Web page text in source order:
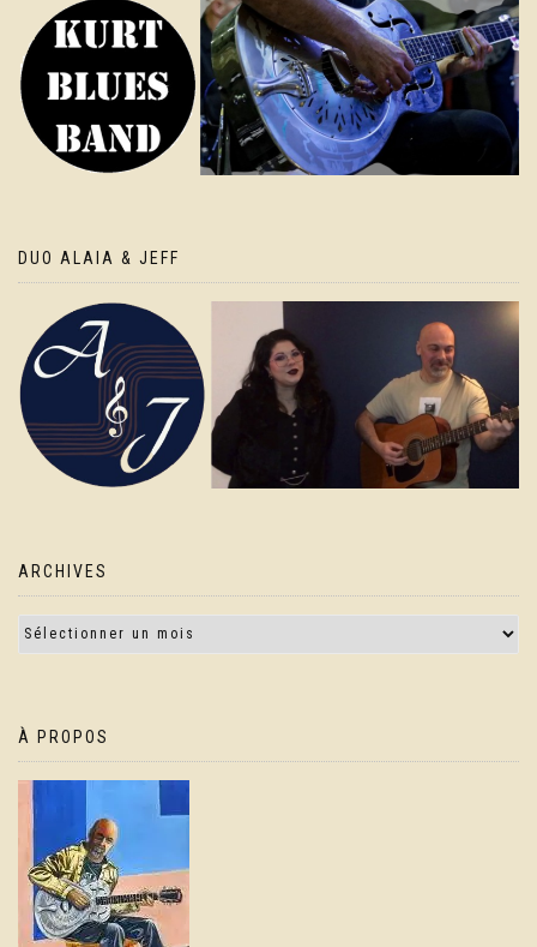
DUO ALAIA & JEFF
ARCHIVES
À PROPOS